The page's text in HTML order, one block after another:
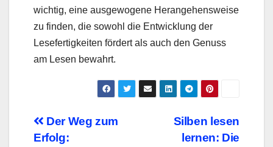
wichtig, eine ausgewogene Herangehensweise
zu finden, die sowohl die Entwicklung der
Lesefertigkeiten fördert als auch den Genuss
am Lesen bewahrt.
BeitragsnavigationSilben lesen
lernen: Die
Der Weg zum
Erfolg: